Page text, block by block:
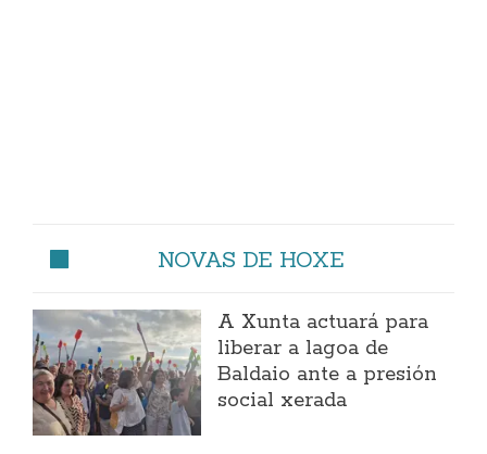
NOVAS DE HOXE
A Xunta actuará para
liberar a lagoa de
Baldaio ante a presión
social xerada